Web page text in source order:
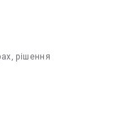
рішення